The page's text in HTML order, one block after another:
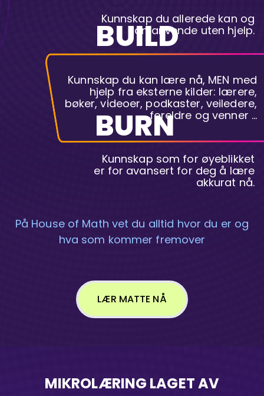
BURN
Kunnskap som for øyeblikket
er for avansert for deg å lære
akkurat nå.
BUILD
Kunnskap du kan lære nå, MEN med
hjelp fra eksterne kilder: lærere,
bøker, videoer, podkaster, veiledere,
foreldre og venner …
Kunnskap du allerede kan og
kan anvende uten hjelp.
På House of Math vet du alltid hvor du er og
hva som kommer fremover
LÆR MATTE NÅ
MIKROLÆRING LAGET AV